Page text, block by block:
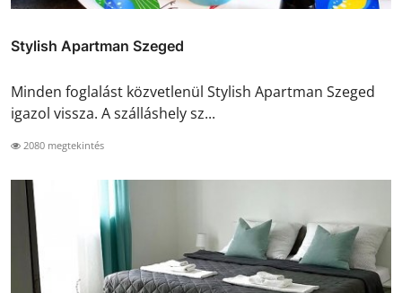
Stylish Apartman Szeged
Minden foglalást közvetlenül Stylish Apartman Szeged
igazol vissza. A szálláshely sz...
2080 megtekintés